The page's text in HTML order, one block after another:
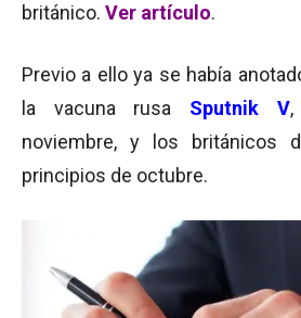
británico. Ver artículo.
Previo a ello ya se había
la vacuna rusa Sputnik V,
noviembre, y los británicos
principios de octubre.